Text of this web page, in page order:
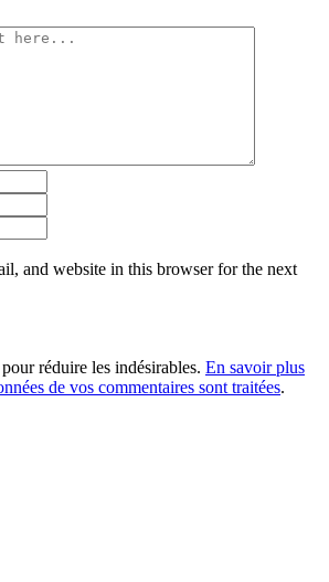
and website in this browser for the next
réduire les indésirables. En savoir plus
de vos commentaires sont traitées.